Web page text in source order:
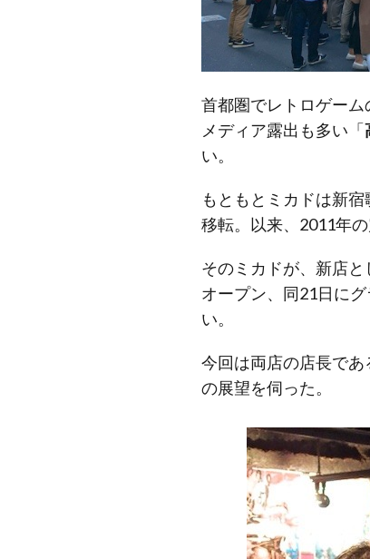
首都圏でレトロゲー
メディア露出も多い「
い。
もともとミカドは新
移転。以来、2011年
そのミカドが、新店
オープン、同21日に
い。
今回は両店の店長で
の展望を伺った。